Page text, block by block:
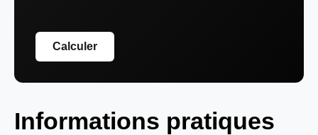
Calculer
Informations pratiques